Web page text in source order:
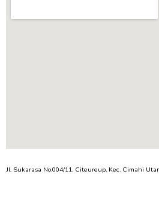
Jl. Sukarasa No.004/11, Citeureup, Kec. Cimahi